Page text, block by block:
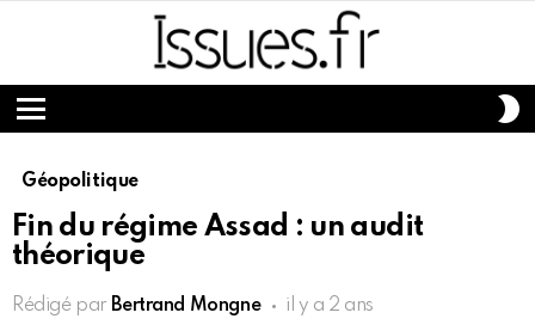
Menu
Géopolitique
Fin du régime Assad : un audit
théorique
Rédigé par Bertrand Mongne il y a 2 ans